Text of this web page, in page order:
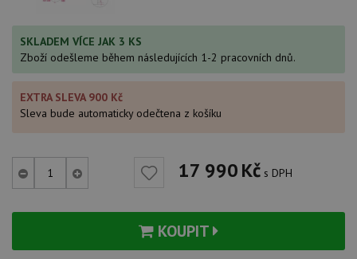
SKLADEM VÍCE JAK 3 KS
Zboží odešleme během následujících 1-2 pracovních dnů.
EXTRA SLEVA 900 Kč
Sleva bude automaticky odečtena z košíku
17 990Kč s DPH
KOUPIT